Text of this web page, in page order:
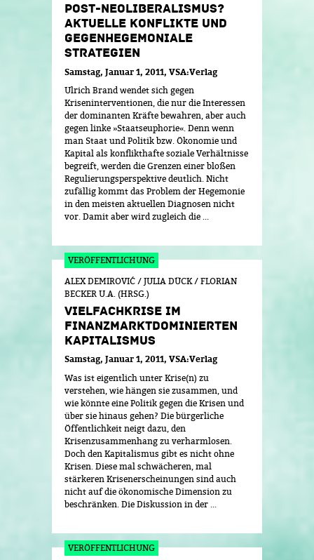
POST-NEOLIBERALISMUS?
AKTUELLE KONFLIKTE UND
GEGENHEGEMONIALE
STRATEGIEN
Samstag, Januar 1, 2011 VSA:Verlag
Ulrich Brand wendet sich gegen
Kriseninterventionen, die nur die Interessen
der dominanten Kräfte bewahren, aber auch
gegen linke »Staatseuphorie«. Denn wenn
man Staat und Politik bzw. Ökonomie und
Kapital als konflikthafte soziale Verhältnisse
begreift, werden die Grenzen einer bloßen
Regulierungsperspektive deutlich. Nicht
zufällig kommt das Problem der Hegemonie
in den meisten aktuellen Diagnosen nicht
vor. Damit aber wird zugleich die ...
ALEX DEMIROVIĆ / JULIA DÜCK / FLORIAN
BECKER U.A. (HRSG.)
VIELFACHKRISE IM
FINANZMARKTDOMINIERTEN
KAPITALISMUS
Samstag, Januar 1, 2011 VSA:Verlag
Was ist eigentlich unter Krise(n) zu
verstehen, wie hängen sie zusammen, und
wie könnte eine Politik gegen die Krisen und
über sie hinaus gehen? Die bürgerliche
Öffentlichkeit neigt dazu, den
Krisenzusammenhang zu verharmlosen.
Doch den Kapitalismus gibt es nicht ohne
Krisen. Diese mal schwächeren, mal
stärkeren Krisenerscheinungen sind auch
nicht auf die ökonomische Dimension zu
beschränken. Die Diskussion in der ...